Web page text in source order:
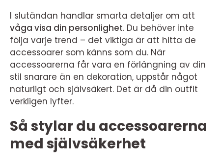
I slutändan handlar smarta detaljer om att
våga visa din personlighet. Du behöver inte
följa varje trend – det viktiga är att hitta de
accessoarer som känns som du. När
accessoarerna får vara en förlängning av din
stil snarare än en dekoration, uppstår något
naturligt och självsäkert. Det är då din outfit
verkligen lyfter.
Så stylar du accessoarerna
med självsäkerhet